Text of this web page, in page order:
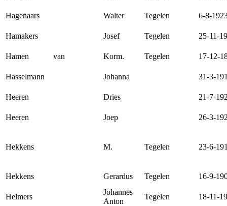
Hagenaars Walter Tegelen 6-8-
Hamakers Josef Tegelen 25-11-
Hamen van Korm. Tegelen 17-12-
Hasselmann Johanna 31-3-
Heeren Dries 21-7-
Heeren Joep 26-3-
Hekkens M. Tegelen 23-6-
Hekkens Gerardus Tegelen 16-9-
Helmers
Johannes
Anton
Tegelen 18-11-